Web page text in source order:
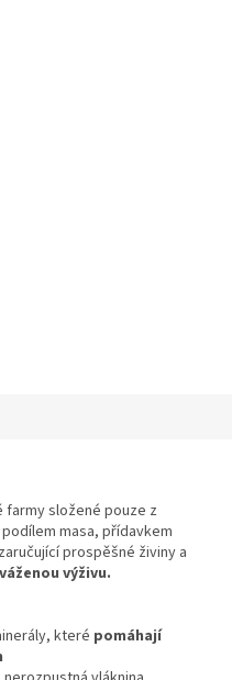
farmy složené pouze z
masa, přídavkem
prospěšné živiny a
výživu.
které pomáhají